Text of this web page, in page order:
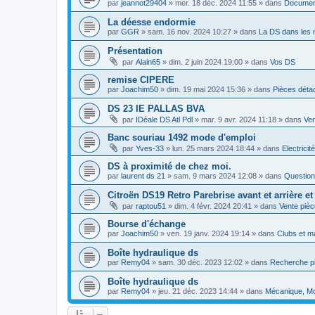
par jeannot29404 » mer. 18 déc. 2024 11:55 » dans
La déesse endormie
par GGR » sam. 16 nov. 2024 10:27 » dans La DS dans les
Présentation
par Alain65 » dim. 2 juin 2024 19:00 » dans Vos DS
remise CIPERE
par Joachim50 » dim. 19 mai 2024 15:36 » dans Pièces
DS 23 IE PALLAS BVA
par IDéale DS Atl Pdl » mar. 9 avr. 2024 11:18 » dans
Banc souriau 1492 mode d'emploi
par Yves-33 » lun. 25 mars 2024 18:44 » dans Electricité
DS à proximité de chez moi.
par laurent ds 21 » sam. 9 mars 2024 12:08 » dans
Citroën DS19 Retro Parebrise avant et arrière
par raptou51 » dim. 4 févr. 2024 20:41 » dans Vente
Bourse d'échange
par Joachim50 » ven. 19 janv. 2024 19:14 » dans Clubs et
Boîte hydraulique ds
par Remy04 » sam. 30 déc. 2023 12:02 » dans Recherche
Boîte hydraulique ds
par Remy04 » jeu. 21 déc. 2023 14:44 » dans Mécanique,